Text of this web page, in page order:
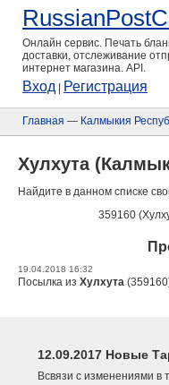
Онлайн сервис. Печать
доставки, отслеживание
интернет магазина. API.
Вход Регистрация
Главная — Калмыкия
Хулхута
Найдите в данном списке
359160
19.04.2018 16:32
Посылка из Хулхута
12.09.2017 Новые
Всвязи с изменениями в